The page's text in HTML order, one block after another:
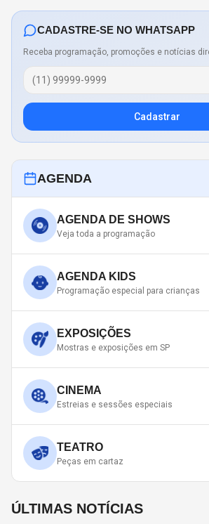
CADASTRE-SE NO WHATSAPP
Receba programação, promoções e notícias
Cadastrar
AGENDA
AGENDA DE SHOWS
Veja toda a programação
AGENDA KIDS
Programação especial para crianças
EXPOSIÇÕES
Mostras e exposições em SP
CINEMA
Estreias e sessões especiais
TEATRO
Peças em cartaz
ÚLTIMAS NOTÍCIAS